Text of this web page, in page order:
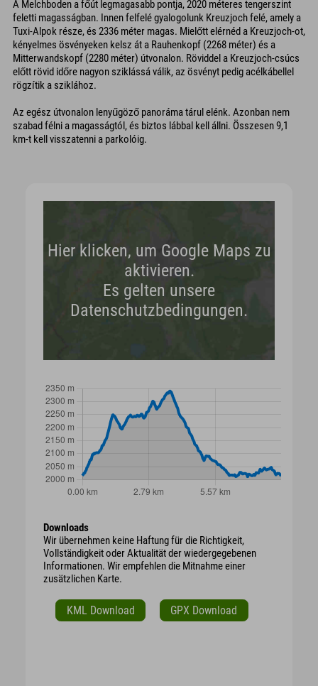
A Melchboden a főút legmagasabb pontja, 2020 méteres tengerszint
feletti magasságban. Innen felfelé gyalogolunk Kreuzjoch felé, amely a
Tuxi-Alpok része, és 2336 méter magas. Mielőtt elérnéd a Kreuzjoch-ot,
kényelmes ösvényeken kelsz át a Rauhenkopf (2268 méter) és a
Mitterwandskopf (2280 méter) útvonalon. Röviddel a Kreuzjoch-csúcs
előtt rövid időre nagyon sziklássá válik, az ösvényt pedig acélkábellel
rögzítik a sziklához.
Az egész útvonalon lenyűgöző panoráma tárul elénk. Azonban nem
szabad félni a magasságtól, és biztos lábbal kell állni. Összesen 9,1
km-t kell visszatenni a parkolóig.
Hier klicken, um Google Maps zu
aktivieren.
Es gelten unsere
Datenschutzbedingungen.
Downloads
Wir übernehmen keine Haftung für die Richtigkeit,
Vollständigkeit oder Aktualität der wiedergegebenen
Informationen. Wir empfehlen die Mitnahme einer
zusätzlichen Karte.
KML Download GPX Download